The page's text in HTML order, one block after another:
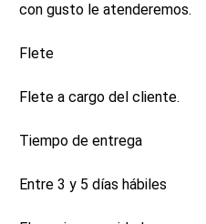
con gusto le atenderemos.
Flete
Flete a cargo del cliente.
Tiempo de entrega
Entre 3 y 5 días hábiles